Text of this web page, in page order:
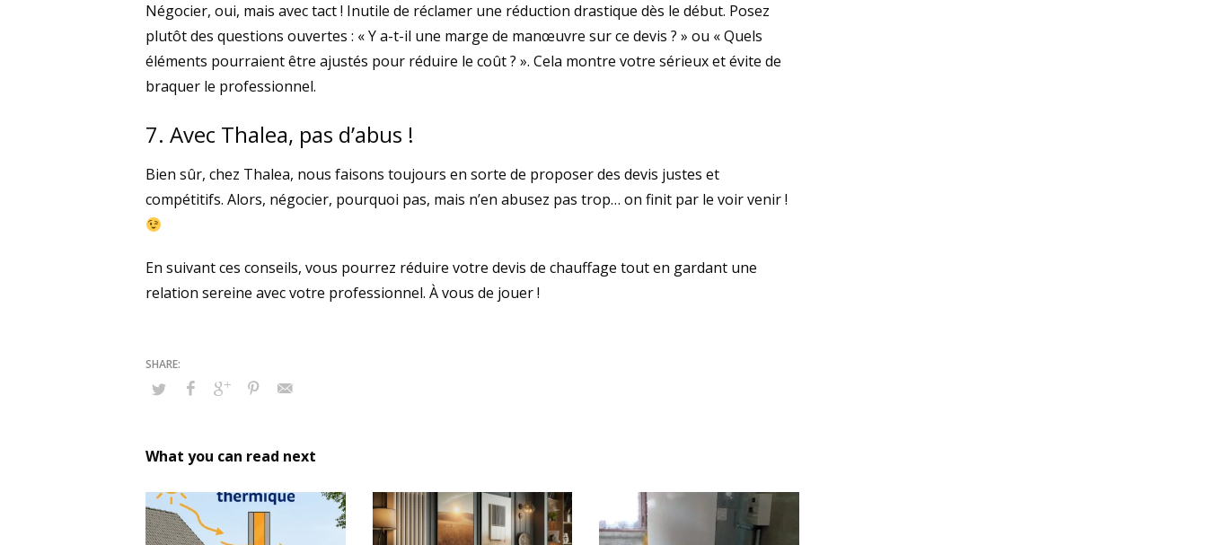
Négocier, oui, mais avec tact ! Inutile de réclamer une réduction drastique dès le début. Posez
plutôt des questions ouvertes : « Y a-t-il une marge de manœuvre sur ce devis ? » ou « Quels
éléments pourraient être ajustés pour réduire le coût ? ». Cela montre votre sérieux et évite de
braquer le professionnel.
7. Avec Thalea, pas d’abus !
Bien sûr, chez Thalea, nous faisons toujours en sorte de proposer des devis justes et
compétitifs. Alors, négocier, pourquoi pas, mais n’en abusez pas trop… on finit par le voir venir !
En suivant ces conseils, vous pourrez réduire votre devis de chauffage tout en gardant une
relation sereine avec votre professionnel. À vous de jouer !
What you can read next